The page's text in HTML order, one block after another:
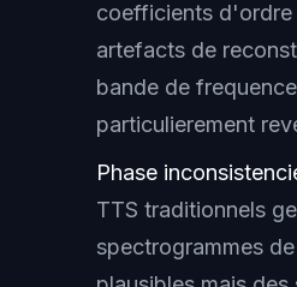
coefficients d'ordre
artefacts de
bande de
particulierement
Phase
TTS traditionnels
spectrogrammes